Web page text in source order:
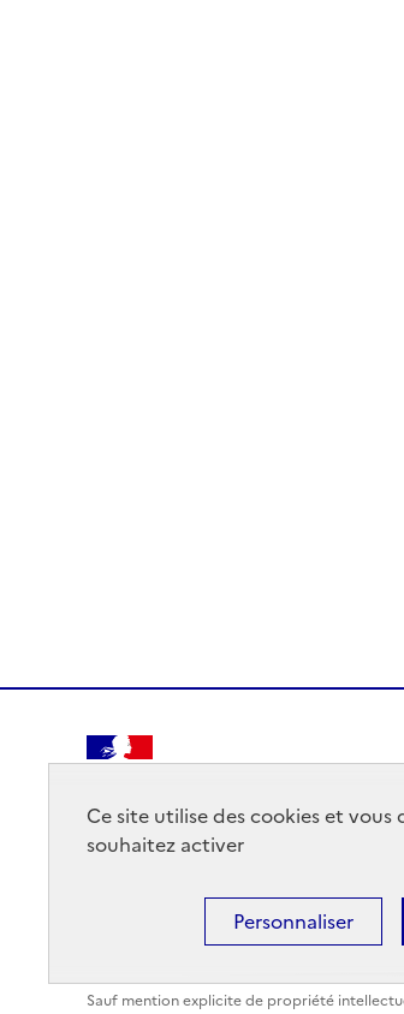
Ce site utilise des cookies et
souhaitez activer
Personnaliser
FRANÇAISE
Données personnelles
Sauf mention explicite de propriété